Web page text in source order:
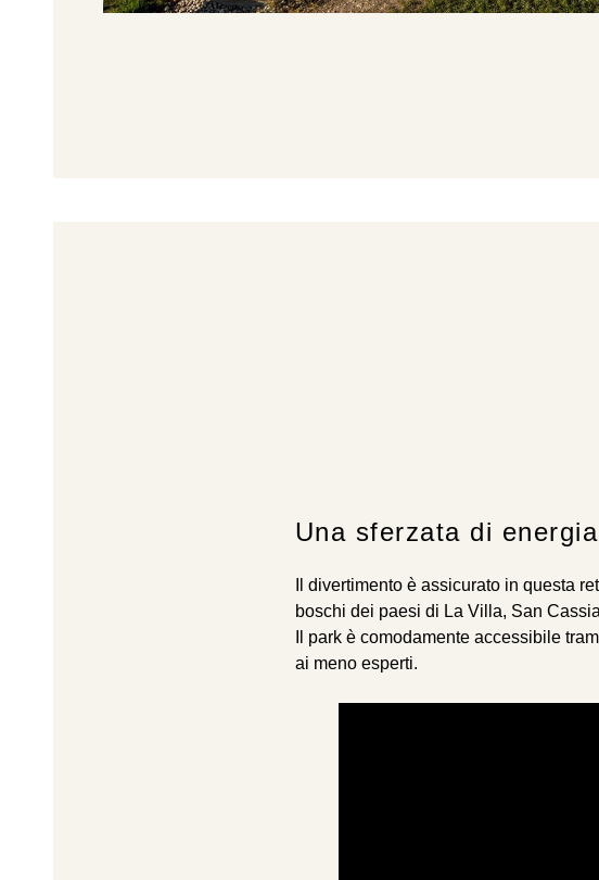
Una sferzata di
Il divertimento è assicurato in questa
boschi dei paesi di La Villa, San
Il park è comodamente accessibile
ai meno esperti.